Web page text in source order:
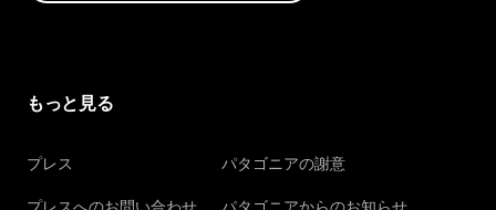
もっと見る
プレス パタゴニアの謝意